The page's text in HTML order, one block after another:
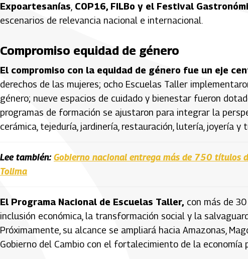
Expoartesanías COP16, FILBo y el Festival
escenarios de relevancia nacional e internacional.
Compromiso equidad de género
El compromiso con la equidad de género fue un eje
derechos de las mujeres; ocho Escuelas Taller
género; nueve espacios de cuidado y bienestar fueron
programas de formación se ajustaron para integrar la
cerámica, tejeduría, jardinería, restauración, lutería, joyería y
Lee también: Gobierno nacional entrega más de 750 títulos
Tolima
El Programa Nacional de Escuelas Taller, con más de
inclusión económica, la transformación social y la
Próximamente, su alcance se ampliará hacia Amazonas,
Gobierno del Cambio con el fortalecimiento de la economía